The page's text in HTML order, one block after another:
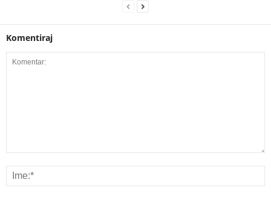
Komentiraj